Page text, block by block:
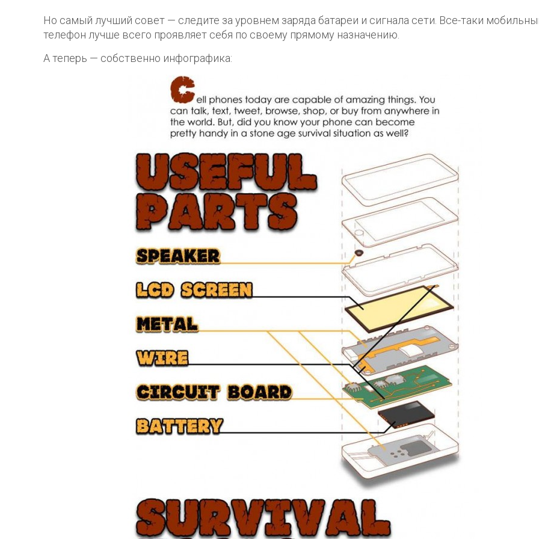
Но самый лучший совет — следите за уровнем заряда батареи и сигнала сети. Все-таки
телефон лучше всего проявляет себя по своему прямому назначению.
А теперь — собственно инфографика: